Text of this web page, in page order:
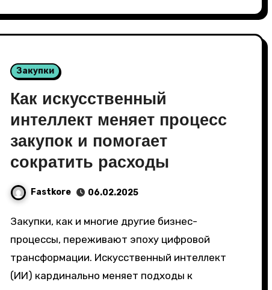
Закупки
Как искусственный
интеллект меняет процесс
закупок и помогает
сократить расходы
Fastkore 06.02.2025
Закупки, как и многие другие бизнес-
процессы, переживают эпоху цифровой
трансформации. Искусственный интеллект
(ИИ) кардинально меняет подходы к